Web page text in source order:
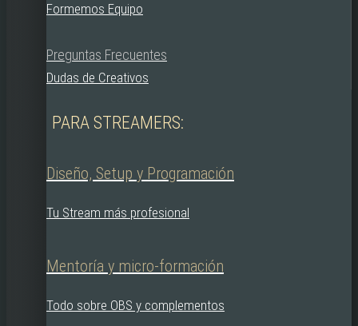
Formemos Equipo
Preguntas Frecuentes
Dudas de Creativos
PARA STREAMERS:
Diseño, Setup y Programación
Tu Stream más profesional
Mentoría y micro-formación
Todo sobre OBS y complementos